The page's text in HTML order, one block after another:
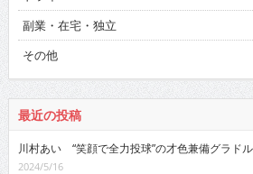
副業・在宅・独立
その他
最近の投稿
川村あい “笑顔で全力投球”の才色兼備グラド
2024/5/16